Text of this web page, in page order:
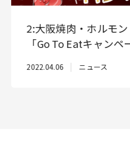
プライバシーポリシー
情報セキュリティー方針
2:大阪焼肉・ホルモ
「Go To Eatキャンペ
舗！お得なこの機会に
2022.04.06 ニュース